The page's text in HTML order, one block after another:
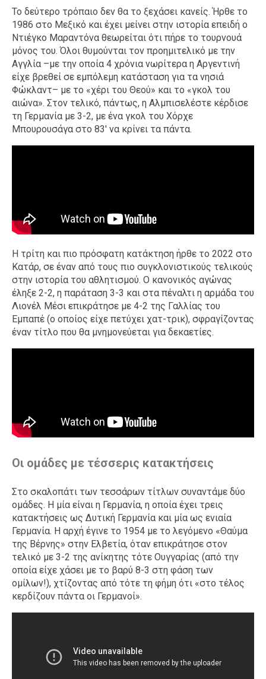
Το δεύτερο τρόπαιο δεν θα το ξεχάσει κανείς. Ήρθε το
1986 στο Μεξικό και έχει μείνει στην ιστορία επειδή ο
Ντιέγκο Μαραντόνα θεωρείται ότι πήρε το τουρνουά
μόνος του. Όλοι θυμούνται τον προημιτελικό με την
Αγγλία –με την οποία 4 χρόνια νωρίτερα η Αργεντινή
είχε βρεθεί σε εμπόλεμη κατάσταση για τα νησιά
Φώκλαντ– με το «χέρι του Θεού» και το «γκολ του
αιώνα». Στον τελικό, πάντως, η Αλμπισελέστε κέρδισε
τη Γερμανία με 3-2, με ένα γκολ του Χόρχε
Μπουρουσάγα στο 83' να κρίνει τα πάντα.
Η τρίτη και πιο πρόσφατη κατάκτηση ήρθε το 2022 στο
Κατάρ, σε έναν από τους πιο συγκλονιστικούς τελικούς
στην ιστορία του αθλητισμού. Ο κανονικός αγώνας
έληξε 2-2, η παράταση 3-3 και στα πέναλτι η αρμάδα του
Λιονέλ Μέσι επικράτησε με 4-2 της Γαλλίας του
Εμπαπέ (ο οποίος είχε πετύχει χατ-τρικ), σφραγίζοντας
έναν τίτλο που θα μνημονεύεται για δεκαετίες.
Οι ομάδες με τέσσερις κατακτήσεις
Στο σκαλοπάτι των τεσσάρων τίτλων συναντάμε δύο
ομάδες. Η μία είναι η Γερμανία, η οποία έχει τρεις
κατακτήσεις ως Δυτική Γερμανία και μία ως ενιαία
Γερμανία. Η αρχή έγινε το 1954 με το λεγόμενο «Θαύμα
της Βέρνης» στην Ελβετία, όταν επικράτησε στον
τελικό με 3-2 της ανίκητης τότε Ουγγαρίας (από την
οποία είχε χάσει με το βαρύ 8-3 στη φάση των
ομίλων!), χτίζοντας από τότε τη φήμη ότι «στο τέλος
κερδίζουν πάντα οι Γερμανοί».